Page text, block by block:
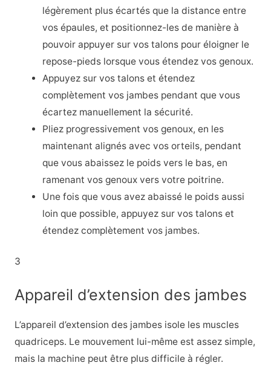
légèrement plus écartés que la distance entre
vos épaules, et positionnez-les de manière à
pouvoir appuyer sur vos talons pour éloigner le
repose-pieds lorsque vous étendez vos genoux.
Appuyez sur vos talons et étendez
complètement vos jambes pendant que vous
écartez manuellement la sécurité.
Pliez progressivement vos genoux, en les
maintenant alignés avec vos orteils, pendant
que vous abaissez le poids vers le bas, en
ramenant vos genoux vers votre poitrine.
Une fois que vous avez abaissé le poids aussi
loin que possible, appuyez sur vos talons et
étendez complètement vos jambes.
3
Appareil d’extension des jambes
L’appareil d’extension des jambes isole les muscles
quadriceps. Le mouvement lui-même est assez simple,
mais la machine peut être plus difficile à régler.